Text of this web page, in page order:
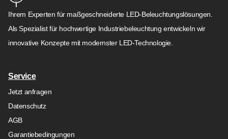
Ihrem Experten für maßgeschneiderte LED-Beleuchtungslösungen.
Als Spezialist für hochwertige Industriebeleuchtung entwickeln wir
innovative Konzepte mit modernster LED-Technologie.
Service
Jetzt anfragen
Datenschutz
AGB
Garantiebedingungen